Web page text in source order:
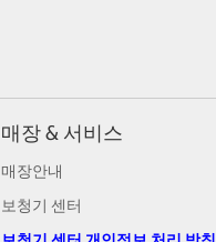
매장 & 서비스
매장안내
보청기 센터